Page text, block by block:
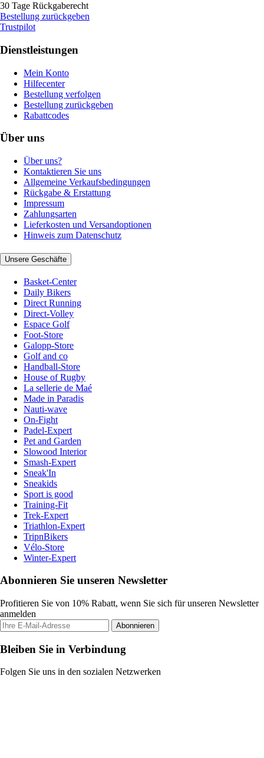
30 Tage Rückgaberecht
Bestellung zurückgeben
Trustpilot
Dienstleistungen
Mein Konto
Hilfecenter
Bestellung verfolgen
Bestellung zurückgeben
Rabattcodes
Über uns
Über uns?
Kontaktieren Sie uns
Allgemeine Verkaufsbedingungen
Rückgabe & Erstattung
Impressum
Zahlungsarten
Lieferkosten und Versandoptionen
Hinweis zum Datenschutz
Unsere Geschäfte
Basket-Center
Daily Bikers
Direct Running
Direct-Volley
Espace Golf
Foot-Store
Galopp-Store
Golf and co
Handball-Store
House of Rugby
La sellerie de Maé
Made in Paradis
Nauti-wave
On-Fight
Padel-Expert
Pet and Garden
Slowood Interior
Smash-Expert
Sneak'In
Sneakids
Sport is good
Training-Fit
Trek-Expert
Triathlon-Expert
TripnBikers
Vélo-Store
Winter-Expert
Abonnieren Sie unseren Newsletter
Profitieren Sie von 10% Rabatt, wenn Sie sich für unseren Newsletter
anmelden
Abonnieren
Bleiben Sie in Verbindung
Folgen Sie uns in den sozialen Netzwerken